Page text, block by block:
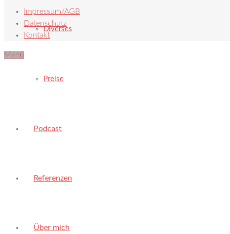
Diverses
Preise
Podcast
Referenzen
Über mich
Impressum/AGB
Datenschutz
Kontakt
Menü